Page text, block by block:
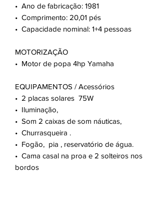
•⁠ ⁠Ano de fabricação: 1981
•⁠ ⁠Comprimento: 20,01 pés
•⁠ ⁠Capacidade nominal: 1+4 pessoas ​
MOTORIZAÇÃO
•⁠ Motor de popa 4hp Yamaha
EQUIPAMENTOS / Acessórios
•⁠ ⁠2 placas solares 75W
•⁠ ⁠Iluminação,
•⁠ ⁠Som 2 caixas de som náuticas,
•⁠ ⁠Churrasqueira .
•⁠ ⁠Fogão, pia , reservatório de água.
•⁠ ⁠Cama casal na proa e 2 solteiros nos
bordos